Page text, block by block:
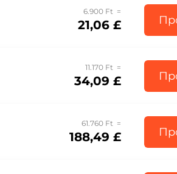
6.900 Ft =
21,06 £
11.170 Ft =
34,09 £
61.760 Ft =
188,49 £